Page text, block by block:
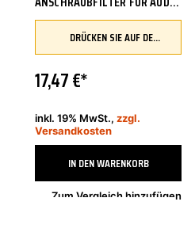
A6 AVANT VW PASSAT
VARIANT 0 451 103 313 DRÜCKEN SIE AUF DEN BUTTON, UM IHR FAHRZEUG ZU ÜBERPRÜFEN UND SICHERZUSTELLEN, DASS DIESES TEIL KOMPATIBEL IST, BEVOR SIE ES BESTELLEN
17,47 €*
inkl. 19% MwSt., zzgl.
Versandkosten
IN DEN WARENKORB
Zum Vergleich hinzufügen